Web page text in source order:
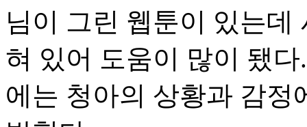
님이 그린 웹툰이 있는
혀 있어 도움이 많이 됐
에는 청아의 상황과 감